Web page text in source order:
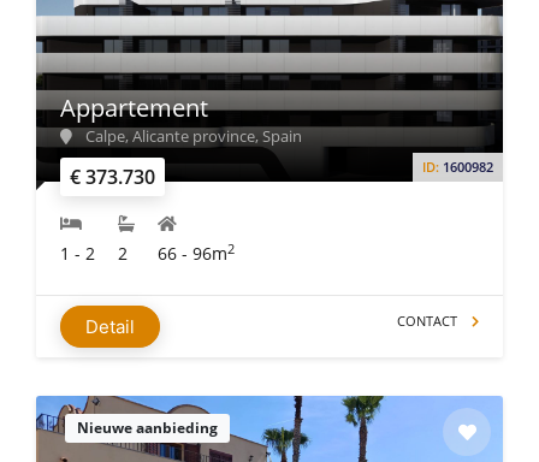
€ 373.730 ID: 1600982
Appartement
Calpe, Alicante province, Spain
1 - 2 2 66 - 96m2
Detail CONTACT
Nieuwe aanbieding